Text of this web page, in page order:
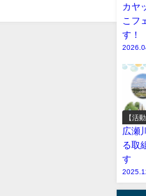
カヤ
こフ
す！
【活
プラ
広瀬
る取
す